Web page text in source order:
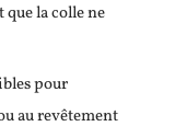
la colle ne
pour
au revêtement